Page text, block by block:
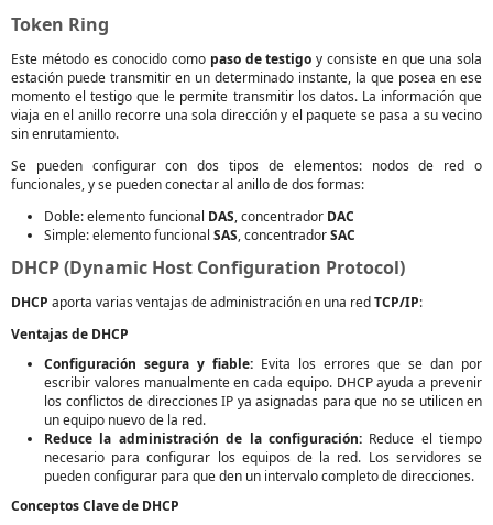
Token Ring
Este método es conocido como paso de testigo y consiste en que una sola
estación puede transmitir en un determinado instante, la que posea en ese
momento el testigo que le permite transmitir los datos. La información que
viaja en el anillo recorre una sola dirección y el paquete se pasa a su vecino
sin enrutamiento.
Se pueden configurar con dos tipos de elementos: nodos de red o
funcionales, y se pueden conectar al anillo de dos formas:
Doble: elemento funcional DAS, concentrador DAC
Simple: elemento funcional SAS, concentradorSAC
DHCP (Dynamic Host Configuration Protocol)
DHCP aporta varias ventajas de administración en una redTCP/IP:
Ventajas de DHCP
Configuración segura y fiable: Evita los errores que se dan por
escribir valores manualmente en cada equipo. DHCP ayuda a prevenir
los conflictos de direcciones IP ya asignadas para que no se utilicen en
un equipo nuevo de la red.
Reduce la administración de la configuración:Reduce el tiempo
necesario para configurar los equipos de la red. Los servidores se
pueden configurar para que den un intervalo completo de direcciones.
Conceptos Clave de DHCP